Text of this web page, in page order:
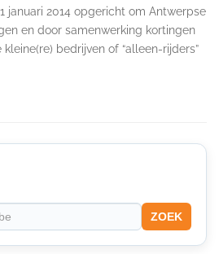
januari 2014 opgericht om Antwerpse
en door samenwerking kortingen
bedrijven of “alleen-rijders”
ZOEK